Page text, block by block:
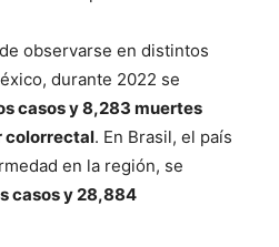
observarse en distintos
durante 2022 se
casos y 8,283 muertes
colorrectal. En Brasil, el país
en la región, se
casos y 28,884